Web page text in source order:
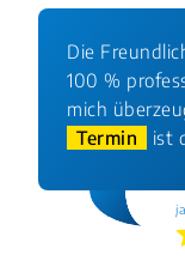
Die
100 %
mich
Termin
ist